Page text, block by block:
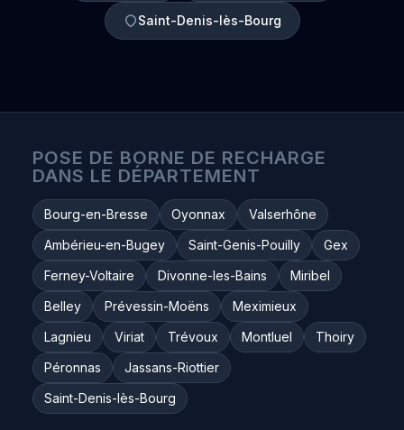
Saint-Denis-lès-Bourg
POSE DE BORNE DE RECHARGE
DANS LE DÉPARTEMENT
Bourg-en-Bresse Oyonnax
Valserhône
Ambérieu-en-Bugey
Saint-Genis-Pouilly
Gex
Ferney-Voltaire
Divonne-les-Bains
Miribel
Belley
Prévessin-Moëns
Meximieux
Lagnieu
Viriat Trévoux Montluel
Thoiry
Péronnas
Jassans-Riottier
Saint-Denis-lès-Bourg